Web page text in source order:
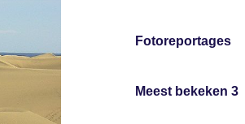
Fotoreportages
Meest bekeken 3